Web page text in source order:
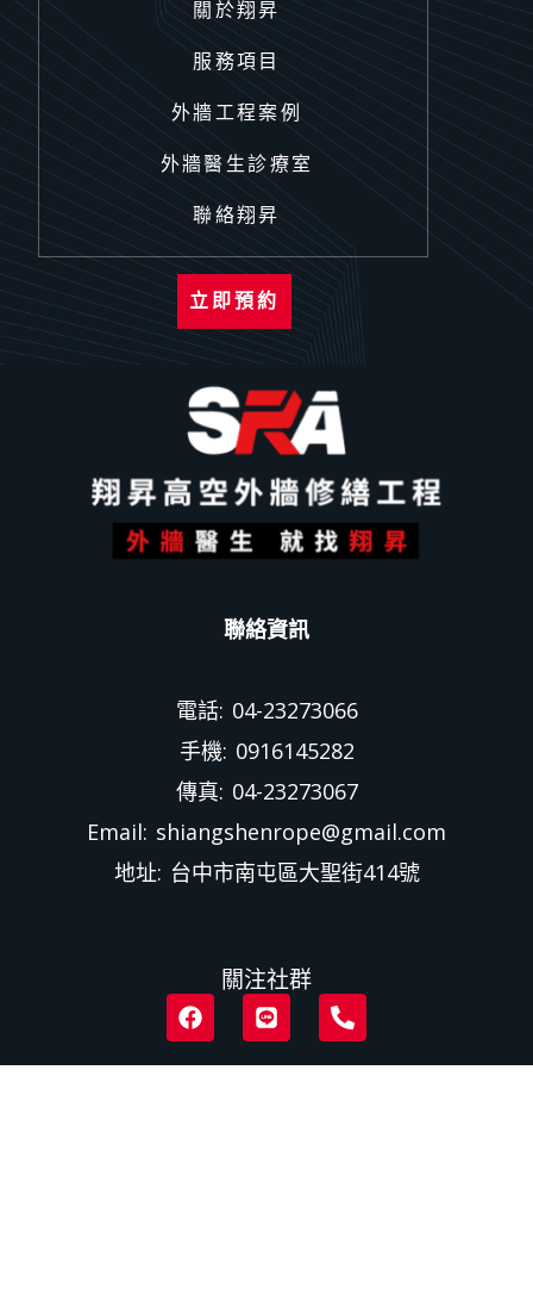
關於翔昇
服務項目
外牆工程案例
外牆醫生診療室
聯絡翔昇
立即預約
聯絡資訊
電話: 04-23273066
手機: 0916145282
傳真: 04-23273067
Email: shiangshenrope@gmail.com
地址: 台中市南屯區大聖街414號
關注社群
F
a
c
e
L
i
n
e
P
h
o
n